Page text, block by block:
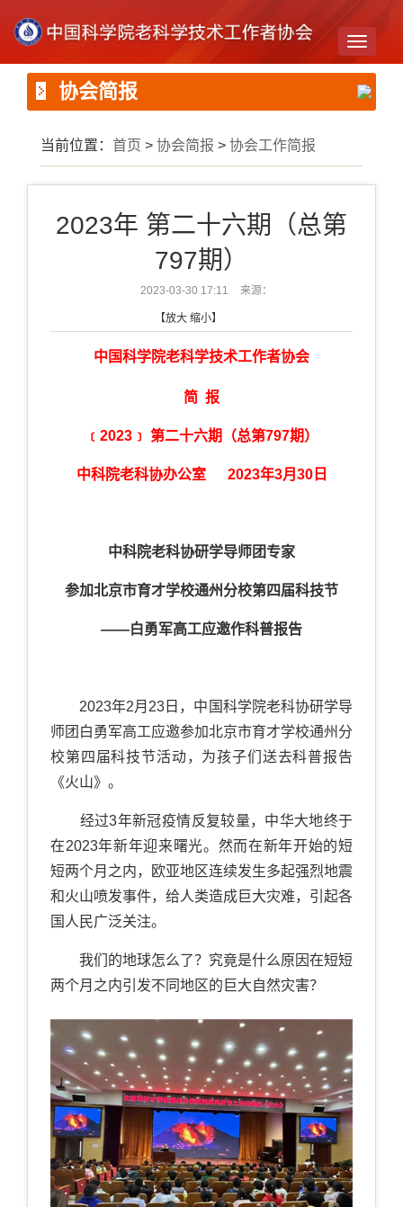
Toggle
协会简报
当前位置： 首页 > 协会简报 > 协会工作简报
2023年 第二十六期（总第
797期）
2023-03-30 17:11 来源：
【放大 缩小】
中国科学院老科学技术工作者协会
简 报
﹝2023﹞ 第二十六期（总第797期）
中科院老科协办公室 2023年3月30日
中科院老科协研学导师团专家
参加北京市育才学校通州分校第四届科技节
——白勇军高工应邀作科普报告
2023年2月23日，中国科学院老科协研学导
师团白勇军高工应邀参加北京市育才学校通州分
校第四届科技节活动，为孩子们送去科普报告
《火山》。
经过3年新冠疫情反复较量，中华大地终于
在2023年新年迎来曙光。然而在新年开始的短
短两个月之内，欧亚地区连续发生多起强烈地震
和火山喷发事件，给人类造成巨大灾难，引起各
国人民广泛关注。
我们的地球怎么了？究竟是什么原因在短短
两个月之内引发不同地区的巨大自然灾害？